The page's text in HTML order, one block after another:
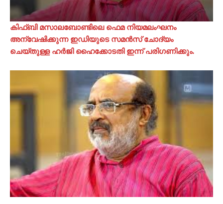
കിഫ്ബി മസാലബോണ്ടിലെ ഫെമ നിയമലംഘനം
അന്വേഷിക്കുന്ന ഇഡിയുടെ സമൻസ് ചോദ്യം
ചെയ്‌തുള്ള ഹർജി ഹൈക്കോടതി ഇന്ന് പരിഗണിക്കും.